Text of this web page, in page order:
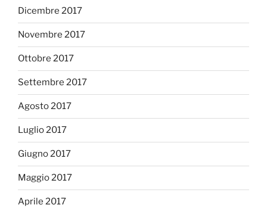
Dicembre 2017
Novembre 2017
Ottobre 2017
Settembre 2017
Agosto 2017
Luglio 2017
Giugno 2017
Maggio 2017
Aprile 2017